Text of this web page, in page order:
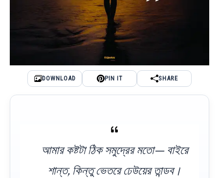
DOWNLOAD PIN IT SHARE
আমার কষ্টটা ঠিক সমুদ্রের মতো— বাইরে
শান্ত, কিন্তু ভেতরে ঢেউয়ের তান্ডব।